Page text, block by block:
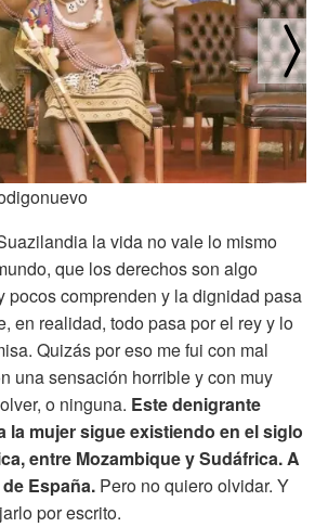
la vida no vale lo mismo
que los derechos son algo
pocos comprenden y la dignidad pasa
en realidad, todo pasa por el rey y lo
Quizás por eso me fui con mal
una sensación horrible y con muy
o ninguna. Este denigrante
la mujer sigue existiendo en el siglo
entre Mozambique y Sudáfrica.A
España. Pero no quiero olvidar. Y
por escrito.